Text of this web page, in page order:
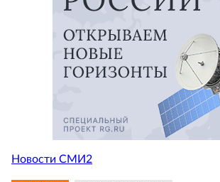
Новости СМИ2